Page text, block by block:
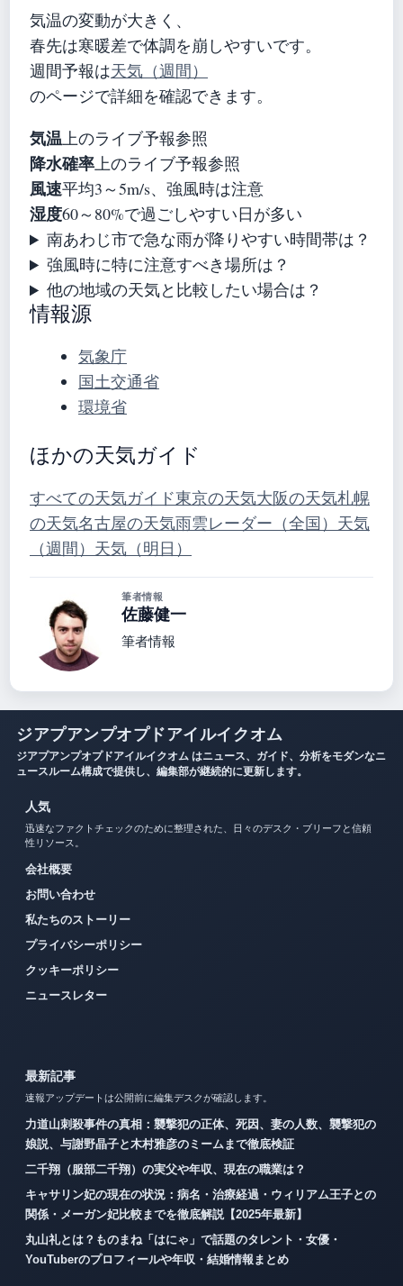
気温の変動が大きく、
春先は寒暖差で体調を崩しやすいです。
週間予報は天気（週間）
のページで詳細を確認できます。
気温上のライブ予報参照
降水確率上のライブ予報参照
風速平均3～5m/s、強風時は注意
湿度60～80%で過ごしやすい日が多い
南あわじ市で急な雨が降りやすい時間帯は？
強風時に特に注意すべき場所は？
他の地域の天気と比較したい場合は？
情報源
気象庁
国土交通省
環境省
ほかの天気ガイド
すべての天気ガイド東京の天気大阪の天気札幌
の天気名古屋の天気雨雲レーダー（全国） 天気
（週間） 天気（明日）
筆者情報
佐藤健一
筆者情報
ジアプアンプオプドアイルイクオム
ジアプアンプオプドアイルイクオム はニュース、ガイド、分析をモダンなニ
ュースルーム構成で提供し、編集部が継続的に更新します。
人気
迅速なファクトチェックのために整理された、日々のデスク・ブリーフと信頼
性リソース。
会社概要
お問い合わせ
私たちのストーリー
プライバシーポリシー
クッキーポリシー
ニュースレター
最新記事
速報アップデートは公開前に編集デスクが確認します。
力道山刺殺事件の真相：襲撃犯の正体、死因、妻の人数、襲撃犯の
娘説、与謝野晶子と木村雅彦のミームまで徹底検証
二千翔（服部二千翔）の実父や年収、現在の職業は？
キャサリン妃の現在の状況：病名・治療経過・ウィリアム王子との
関係・メーガン妃比較までを徹底解説【2025年最新】
丸山礼とは？ものまね「はにゃ」で話題のタレント・女優・
YouTuberのプロフィールや年収・結婚情報まとめ